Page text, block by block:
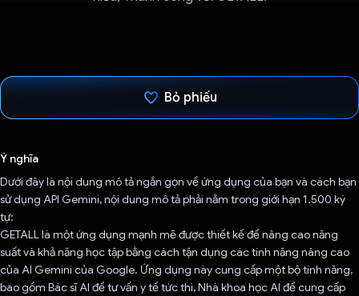
Bỏ phiếu
Ý nghĩa
Dưới đây là nội dung mô tả ngắn gọn về ứng dụng của bạn và cách bạn
sử dụng API Gemini, nội dung mô tả phải nằm trong giới hạn 1.500 ký
tự:
GETALL là một ứng dụng mạnh mẽ được thiết kế để nâng cao năng
suất và khả năng học tập bằng cách tận dụng các tính năng nâng cao
của AI Gemini của Google. Ứng dụng này cung cấp một bộ tính năng,
bao gồm Bác sĩ AI để tư vấn y tế tức thì, Nhà khoa học AI để cung cấp